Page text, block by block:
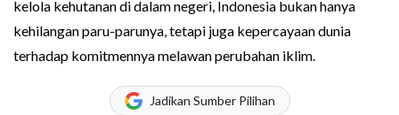
kelola kehutanan di dalam negeri, Indonesia bukan hanya
kehilangan paru-parunya, tetapi juga kepercayaan dunia
terhadap komitmennya melawan perubahan iklim.
Jadikan Sumber Pilihan